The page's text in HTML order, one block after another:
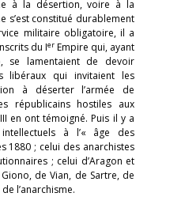
à la désertion, voire à la
s’est constitué durablement
militaire obligatoire, il a
du IerEmpire qui, ayant
se lamentaient de devoir
libéraux qui invitaient les
à déserter l’armée de
républicains hostiles aux
en ont témoigné. Puis il y a
à l’« âge des
1880 ; celui des anarchistes
; celui d’Aragon et
de Vian, de Sartre, de
l’anarchisme.